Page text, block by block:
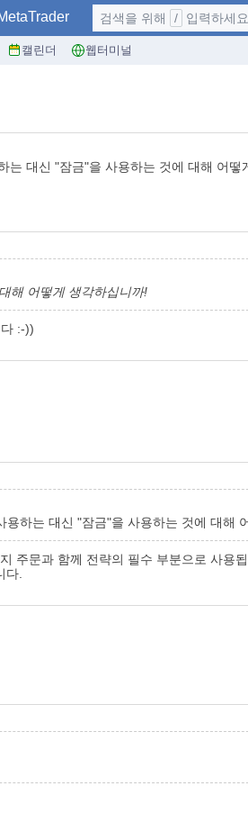
캘린더 웹터미널
검색을 위해 / 입력하세요 :
는 대신 "잠금"을 사용하는 것에 대해 어떻
해 어떻게 생각하십니까!
:-))
용하는 대신 "잠금"을 사용하는 것에 대해
주문과 함께 전략의 필수 부분으로 사
다.